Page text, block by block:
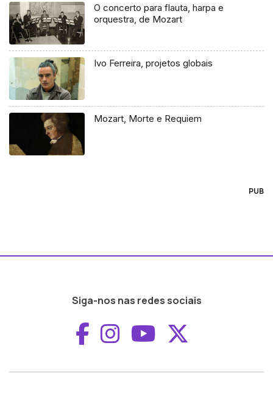
O concerto para flauta, harpa e
orquestra, de Mozart
Ivo Ferreira, projetos globais
Mozart, Morte e Requiem
PUB
Siga-nos nas redes sociais
Aceder ao
Aceder ao
Aceder ao